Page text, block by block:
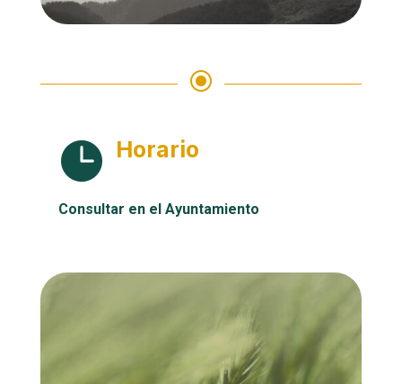
\
 Horario
Consultar en el Ayuntamiento